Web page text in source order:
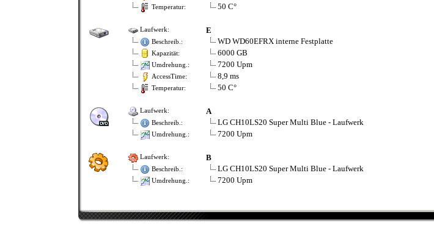
Temperatur: 50 C°
Laufwerk: E
Beschreib.: WD WD60EFRX interne Festplatte
Kapazität: 6000 GB
Umdrehung.: 7200 Upm
AccessTime: 8,9 ms
Temperatur: 50 C°
Laufwerk: A
Beschreib.: LG CH10LS20 Super Multi Blue - Laufwerk
Umdrehung.: 7200 Upm
Laufwerk: B
Beschreib.: LG CH10LS20 Super Multi Blue - Laufwerk
Umdrehung.: 7200 Upm